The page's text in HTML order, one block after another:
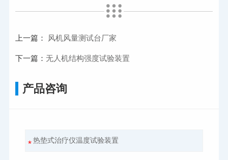
上一篇： 风机风量测试台厂家
下一篇：无人机结构强度试验装置
产品咨询